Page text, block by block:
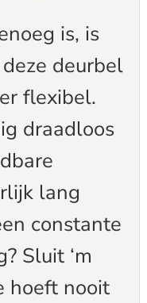
is, is
deurbel
flexibel.
draadloos
lang
constante
Sluit ‘m
hoeft nooit